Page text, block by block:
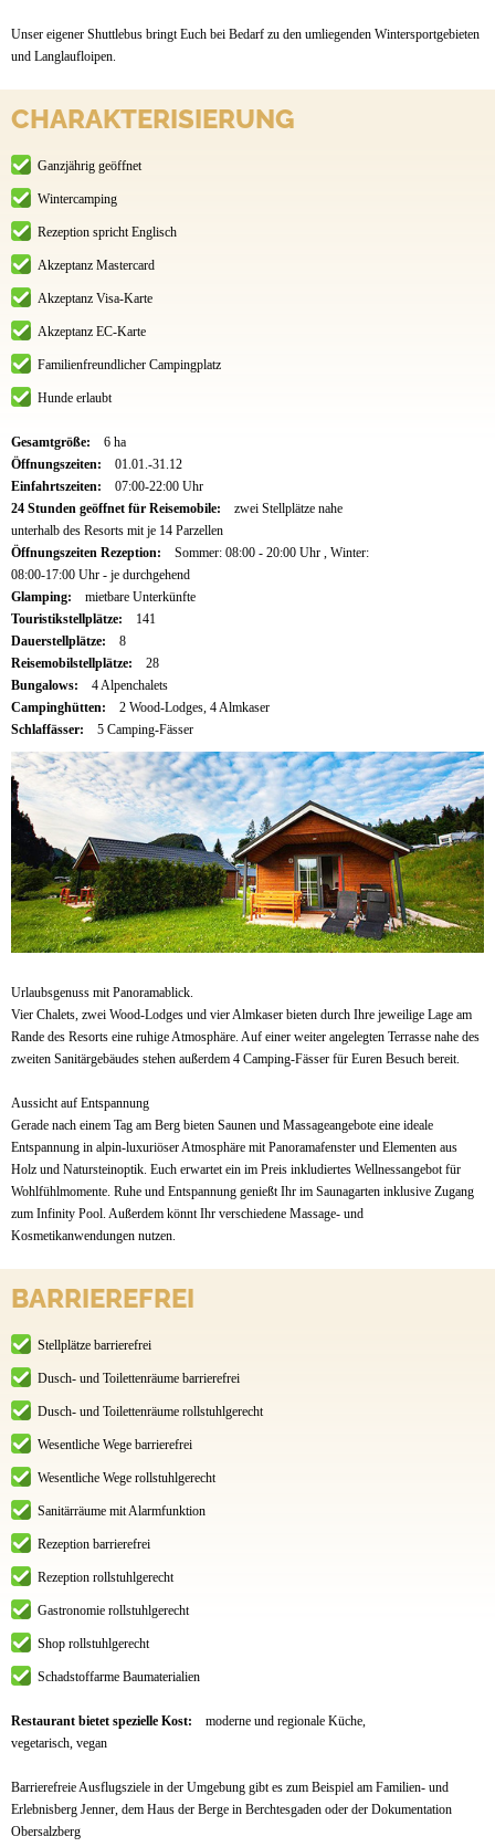
Unser eigener Shuttlebus bringt Euch bei Bedarf zu den umliegenden Wintersportgebieten
und Langlaufloipen.
CHARAKTERISIERUNG
Ganzjährig geöffnet
Wintercamping
Rezeption spricht Englisch
Akzeptanz Mastercard
Akzeptanz Visa-Karte
Akzeptanz EC-Karte
Familienfreundlicher Campingplatz
Hunde erlaubt
Gesamtgröße:
6 ha
Öffnungszeiten:
01.01.-31.12
Einfahrtszeiten:
07:00-22:00 Uhr
24 Stunden geöffnet für Reisemobile:
zwei Stellplätze nahe
unterhalb des Resorts mit je 14 Parzellen
Öffnungszeiten Rezeption:
Sommer: 08:00 - 20:00 Uhr , Winter:
08:00-17:00 Uhr - je durchgehend
Glamping:
mietbare Unterkünfte
Touristikstellplätze:
141
Dauerstellplätze:
8
Reisemobilstellplätze:
28
Bungalows:
4 Alpenchalets
Campinghütten:
2 Wood-Lodges, 4 Almkaser
Schlaffässer:
5 Camping-Fässer
Urlaubsgenuss mit Panoramablick.
Vier Chalets, zwei Wood-Lodges und vier Almkaser bieten durch Ihre jeweilige Lage am
Rande des Resorts eine ruhige Atmosphäre. Auf einer weiter angelegten Terrasse nahe des
zweiten Sanitärgebäudes stehen außerdem 4 Camping-Fässer für Euren Besuch bereit.
Aussicht auf Entspannung
Gerade nach einem Tag am Berg bieten Saunen und Massageangebote eine ideale
Entspannung in alpin-luxuriöser Atmosphäre mit Panoramafenster und Elementen aus
Holz und Natursteinoptik. Euch erwartet ein im Preis inkludiertes Wellnessangebot für
Wohlfühlmomente. Ruhe und Entspannung genießt Ihr im Saunagarten inklusive Zugang
zum Infinity Pool. Außerdem könnt Ihr verschiedene Massage- und
Kosmetikanwendungen nutzen.
BARRIEREFREI
Stellplätze barrierefrei
Dusch- und Toilettenräume barrierefrei
Dusch- und Toilettenräume rollstuhlgerecht
Wesentliche Wege barrierefrei
Wesentliche Wege rollstuhlgerecht
Sanitärräume mit Alarmfunktion
Rezeption barrierefrei
Rezeption rollstuhlgerecht
Gastronomie rollstuhlgerecht
Shop rollstuhlgerecht
Schadstoffarme Baumaterialien
Restaurant bietet spezielle Kost:
moderne und regionale Küche,
vegetarisch, vegan
Barrierefreie Ausflugsziele in der Umgebung gibt es zum Beispiel am Familien- und
Erlebnisberg Jenner, dem Haus der Berge in Berchtesgaden oder der Dokumentation
Obersalzberg